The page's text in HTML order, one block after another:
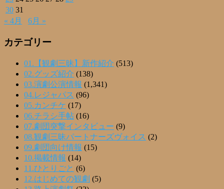
30 31
« 4月
6月 »
カテゴリー
01.【観劇三昧】新作紹介 (513)
02.グッズ紹介 (138)
03.演劇公演情報 (1,341)
04.レジャパス (96)
05.カンチケ (17)
06.チラシ手帖 (16)
07.劇団突撃インタビュー (9)
08.観劇三昧パートナーズヴォイス (2)
09.劇団向け情報 (15)
10.掲載情報 (14)
11.ひとりごと (6)
12.はじめての観劇 (5)